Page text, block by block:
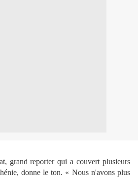
grand reporter qui a couvert plusieurs
donne le ton. « Nous n'avons plus